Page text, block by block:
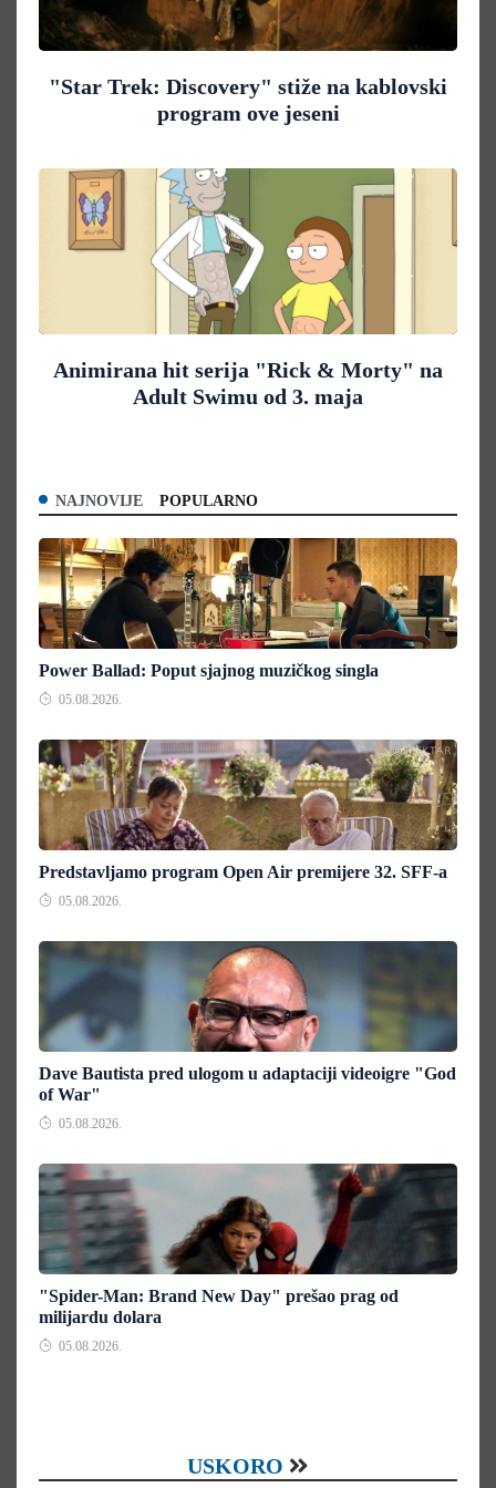
"Star Trek: Discovery" stiže na kablovski
program ove jeseni
Animirana hit serija "Rick & Morty" na
Adult Swimu od 3. maja
NAJNOVIJE POPULARNO
Power Ballad: Poput sjajnog muzičkog singla
05.08.2026.
Predstavljamo program Open Air premijere 32. SFF-a
05.08.2026.
Dave Bautista pred ulogom u adaptaciji videoigre "God
of War"
05.08.2026.
"Spider-Man: Brand New Day" prešao prag od
milijardu dolara
05.08.2026.
USKORO